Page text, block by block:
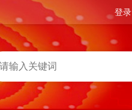
登录